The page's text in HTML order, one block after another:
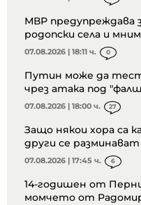
МВР предупреждава
родопски села и
07.08.2026 | 18:11 ч. 0
Путин може да
чрез атака под
07.08.2026 | 18:00 ч. 27
Защо някои хора са
други се
07.08.2026 | 17:45 ч. 6
14-годишен от
момчето от